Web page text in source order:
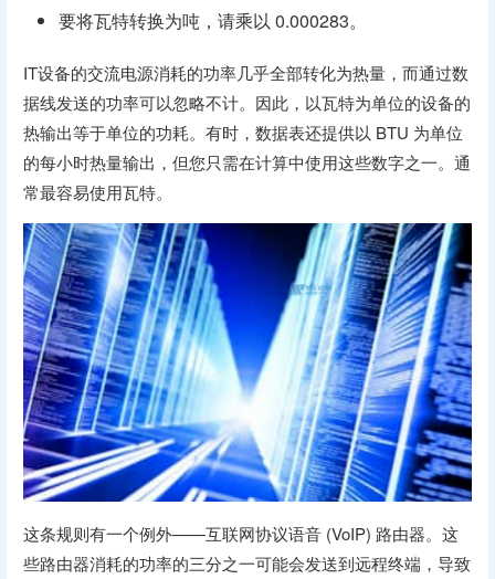
要将瓦特转换为吨，请乘以 0.000283。
IT设备的交流电源消耗的功率几乎全部转化为热量，而通过数
据线发送的功率可以忽略不计。因此，以瓦特为单位的设备的
热输出等于单位的功耗。有时，数据表还提供以 BTU 为单位
的每小时热量输出，但您只需在计算中使用这些数字之一。通
常最容易使用瓦特。
这条规则有一个例外——互联网协议语音 (VoIP) 路由器。这
些路由器消耗的功率的三分之一可能会发送到远程终端，导致